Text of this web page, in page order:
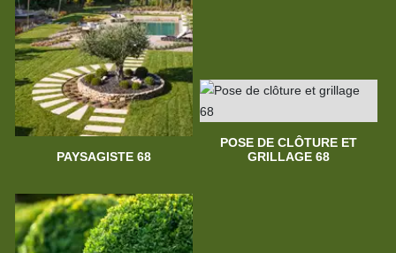
PAYSAGISTE 68
POSE DE CLÔTURE ET
GRILLAGE 68